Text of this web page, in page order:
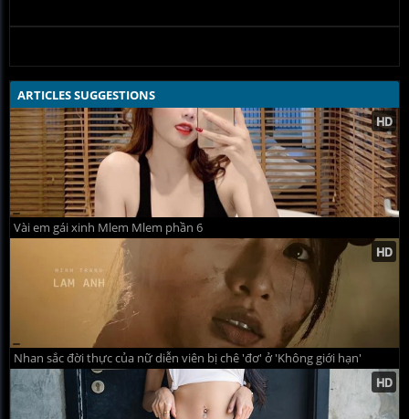
ARTICLES SUGGESTIONS
Vài em gái xinh Mlem Mlem phần 6
Nhan sắc đời thực của nữ diễn viên bị chê 'đơ' ở 'Không giới hạn'